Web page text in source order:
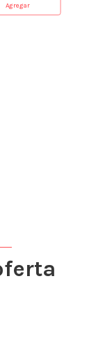
Agregar